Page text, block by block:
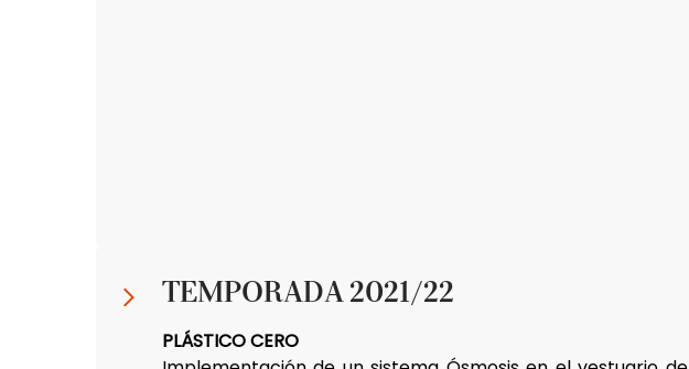
TEMPORADA 2021/22
PLÁSTICO CERO